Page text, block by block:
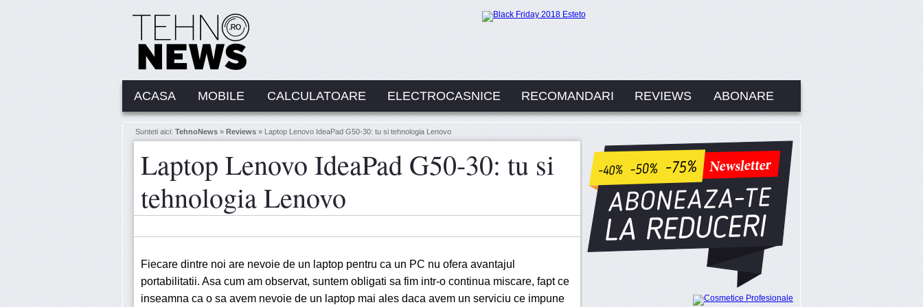
ACASA MOBILE CALCULATOARE ELECTROCASNICE RECOMANDARI REVIEWS ABONARE
Sunteti aici: TehnoNews » Reviews » Laptop Lenovo IdeaPad G50-30: tu si tehnologia Lenovo
Laptop Lenovo IdeaPad G50-30: tu si
tehnologia Lenovo
Fiecare dintre noi are nevoie de un laptop pentru ca un PC nu ofera avantajul
portabilitatii. Asa cum am observat, suntem obligati sa fim intr-o continua miscare, fapt ce
inseamna ca o sa avem nevoie de un laptop mai ales daca avem un serviciu ce impune